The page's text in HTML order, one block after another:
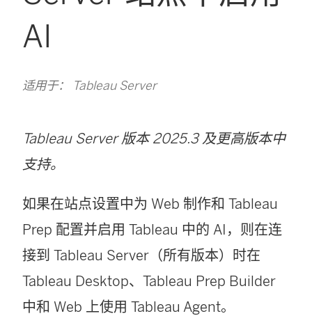
AI
适用于： Tableau Server
Tableau Server 版本 2025.3 及更高版本中
支持。
如果在站点设置中为 Web 制作和 Tableau
Prep 配置并启用 Tableau 中的 AI，则在连
接到 Tableau Server（所有版本）时在
Tableau Desktop、Tableau Prep Builder
中和 Web 上使用 Tableau Agent。